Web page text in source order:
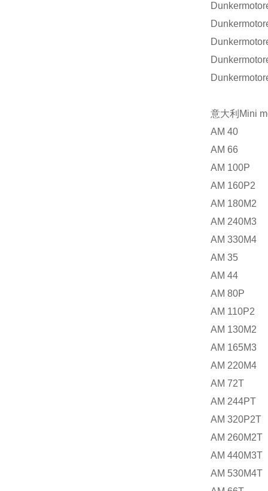
意大利 Mini
AM 40
AM 66
AM 100P
AM 160P2
AM 180M2
AM 240M3
AM 330M4
AM 35
AM 44
AM 80P
AM 110P2
AM 130M2
AM 165M3
AM 220M4
AM 72T
AM 244PT
AM 320P2T
AM 260M2T
AM 440M3T
AM 530M4T